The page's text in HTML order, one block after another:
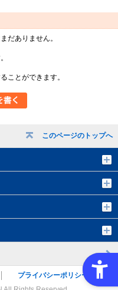
このページのトップへ
だありません。
ことができます。
プライバシーポリシー